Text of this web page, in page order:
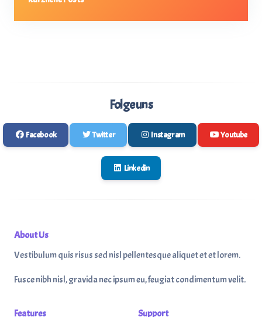
Folge uns
Facebook Twitter Instagram Youtube
Linkedin
About Us
Vestibulum quis risus sed nisl pellentesque aliquet et et lorem.
Fusce nibh nisl, gravida nec ipsum eu, feugiat condimentum velit.
Features Support